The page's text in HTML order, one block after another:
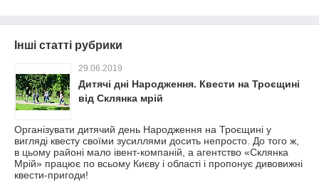
Інші статті рубрики
29.06.2019
Дитячі дні Народження. Квести на Троєщині
від Склянка мрій
Організувати дитячий день Народження на Троєщині у
вигляді квесту своїми зусиллями досить непросто. До того ж,
в цьому районі мало івент-компаній, а агентство «Склянка
Мрій» працює по всьому Києву і області і пропонує дивовижні
квести-пригоди!